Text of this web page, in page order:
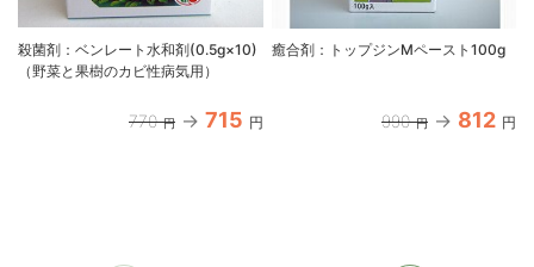
殺菌剤：ベンレート水和剤(0.5g×10)
（野菜と果樹のカビ性病気用）
770 円 715 円
癒合剤：トップジンMペースト100g
990 円 812 円